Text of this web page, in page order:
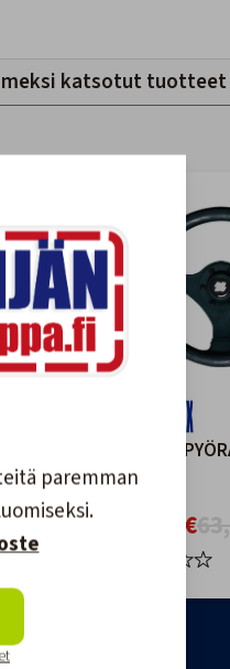
katsotut tuotteet
MUSTA
49,90 €
paremman